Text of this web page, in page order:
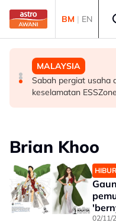
Skip to main content
BM | EN
BISNES
Prestasi KDNK suku
baik - Amir Hamzah
MALAYSIA
PDRM perkasa
MALAYSIA
Sabah pergiat usaha
keselamatan ESSZone
Brian Khoo
02/11/